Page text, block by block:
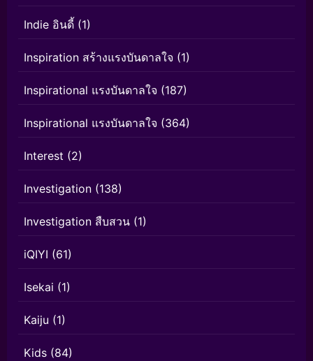
Indie อินดี้ (1)
Inspiration สร้างแรงบันดาลใจ (1)
Inspirational แรงบันดาลใจ (187)
Inspirational แรงบันดาลใจ (364)
Interest (2)
Investigation (138)
Investigation สืบสวน (1)
iQIYI (61)
Isekai (1)
Kaiju (1)
Kids (84)